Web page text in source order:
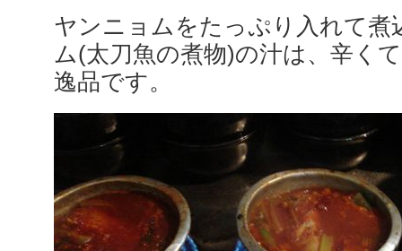
ヤンニョムをたっぷり入れて煮
ム(太刀魚の煮物)の汁は、辛く
逸品です。